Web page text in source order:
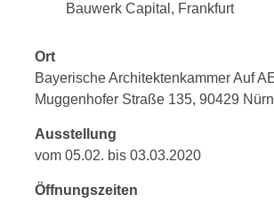
Bauwerk Capital, Frankfurt
Ort
Bayerische Architektenkammer Auf
Muggenhofer Straße 135, 90429
Ausstellung
vom 05.02. bis 03.03.2020
Öffnungszeiten